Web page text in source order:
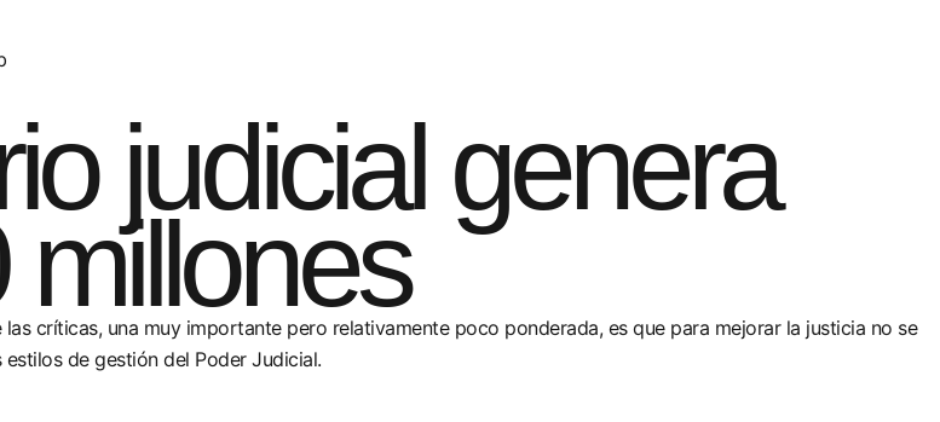
judicial genera
críticas, una muy importante pero relativamente poco ponderada, es que para mejorar la justicia no se
de gestión del Poder Judicial.